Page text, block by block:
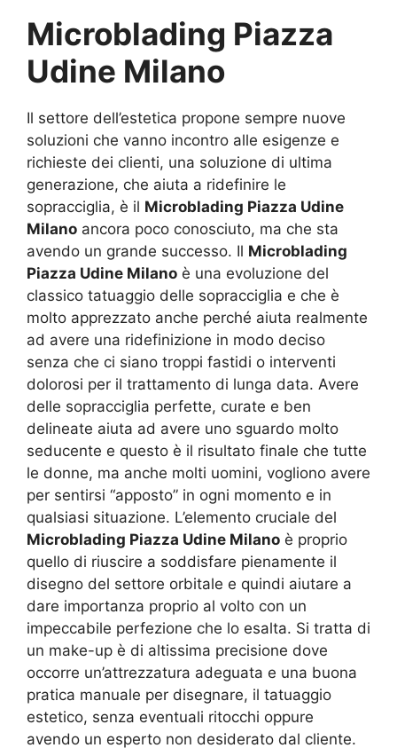
Microblading Piazza
Udine Milano
Il settore dell’estetica propone sempre nuove
soluzioni che vanno incontro alle esigenze e
richieste dei clienti, una soluzione di ultima
generazione, che aiuta a ridefinire le
sopracciglia, è il Microblading Piazza Udine
Milano ancora poco conosciuto, ma che sta
avendo un grande successo. Il Microblading
Piazza Udine Milano è una evoluzione del
classico tatuaggio delle sopracciglia e che è
molto apprezzato anche perché aiuta realmente
ad avere una ridefinizione in modo deciso
senza che ci siano troppi fastidi o interventi
dolorosi per il trattamento di lunga data. Avere
delle sopracciglia perfette, curate e ben
delineate aiuta ad avere uno sguardo molto
seducente e questo è il risultato finale che tutte
le donne, ma anche molti uomini, vogliono avere
per sentirsi “apposto” in ogni momento e in
qualsiasi situazione. L’elemento cruciale del
Microblading Piazza Udine Milano è proprio
quello di riuscire a soddisfare pienamente il
disegno del settore orbitale e quindi aiutare a
dare importanza proprio al volto con un
impeccabile perfezione che lo esalta. Si tratta di
un make-up è di altissima precisione dove
occorre un’attrezzatura adeguata e una buona
pratica manuale per disegnare, il tatuaggio
estetico, senza eventuali ritocchi oppure
avendo un esperto non desiderato dal cliente.